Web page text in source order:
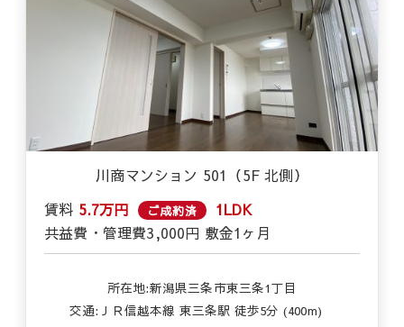
川商マンション 501（5F 北側）
賃料 5.7万円 ご成約済
1LDK
共益費・管理費3,000円 敷金1ヶ月
所在地:新潟県三条市東三条1丁目
交通: ＪＲ信越本線 東三条駅 徒歩5分 (400m)